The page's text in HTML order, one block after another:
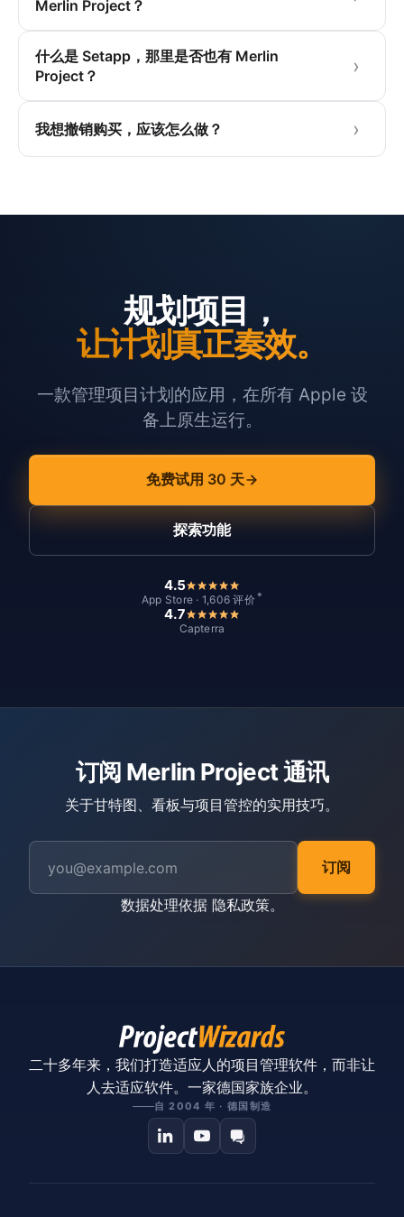
Merlin Project？
什么是 Setapp，那里是否也有 Merlin
Project？
我想撤销购买，应该怎么做？
规划项目，
让计划真正奏效。
一款管理项目计划的应用，在所有 Apple 设
备上原生运行。
免费试用 30 天
探索功能
4.5
App Store · 1,606 评价 *
4.7
Capterra
订阅 Merlin Project 通讯
关于甘特图、看板与项目管控的实用技巧。
订阅
数据处理依据 隐私政策。
二十多年来，我们打造适应人的项目管理软件，而非让
人去适应软件。一家德国家族企业。
自 2004 年 · 德国制造